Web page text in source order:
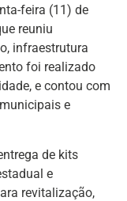
feira (11) de
reuniu
infraestrutura
foi realizado
e contou com
e
de kits
e
revitalização,